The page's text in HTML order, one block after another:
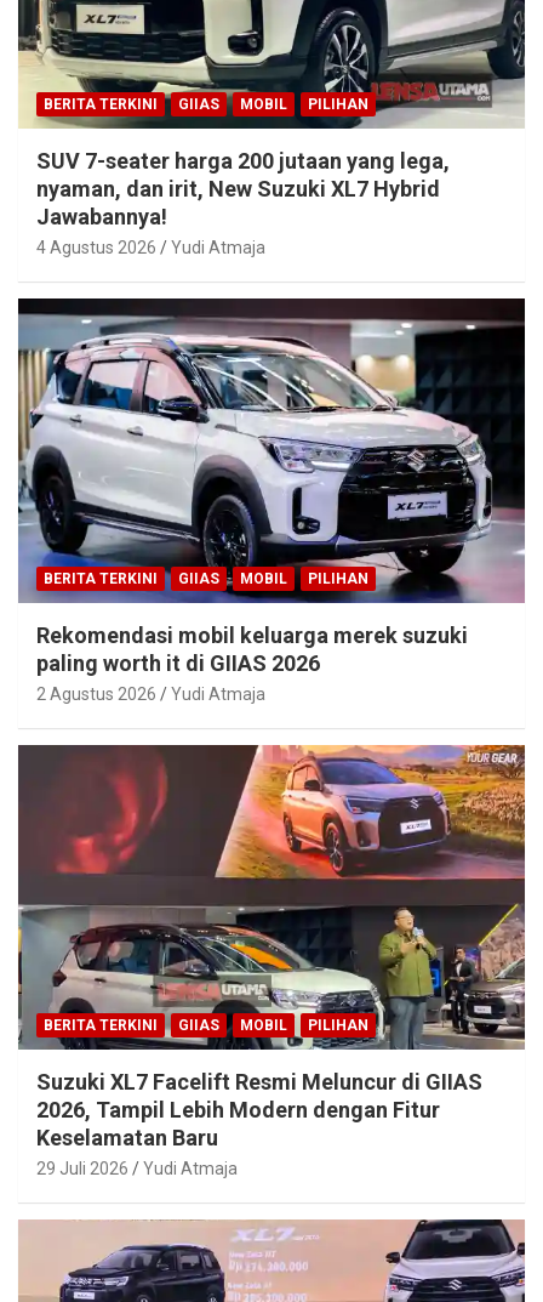
BERITA TERKINI GIIAS MOBIL PILIHAN
SUV 7-seater harga 200 jutaan yang lega,
nyaman, dan irit, New Suzuki XL7 Hybrid
Jawabannya!
4 Agustus 2026 Yudi Atmaja
BERITA TERKINI GIIAS MOBIL PILIHAN
Rekomendasi mobil keluarga merek suzuki
paling worth it di GIIAS 2026
2 Agustus 2026 Yudi Atmaja
BERITA TERKINI GIIAS MOBIL PILIHAN
Suzuki XL7 Facelift Resmi Meluncur di GIIAS
2026, Tampil Lebih Modern dengan Fitur
Keselamatan Baru
29 Juli 2026 Yudi Atmaja